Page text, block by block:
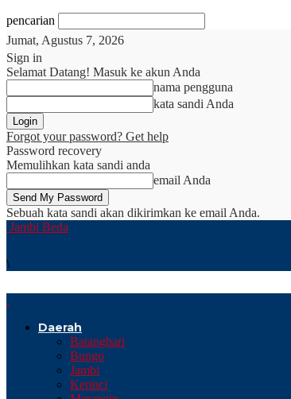
pencarian
Jumat, Agustus 7, 2026
Sign in
Selamat Datang! Masuk ke akun Anda
nama pengguna
kata sandi Anda
Forgot your password? Get help
Password recovery
Memulihkan kata sandi anda
email Anda
Sebuah kata sandi akan dikirimkan ke email Anda.
Jambi Beda
\
Daerah
Batanghari
Bungo
Jambi
Kerinci